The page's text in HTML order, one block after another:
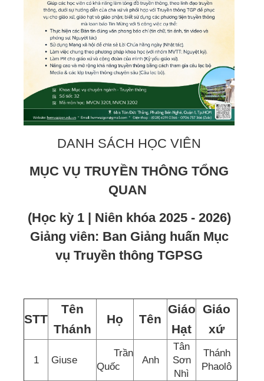
DANH SÁCH HỌC VIÊN
MỤC VỤ TRUYỀN THÔNG TỔNG
QUAN
(Học kỳ 1 | Niên khóa 2025 - 2026)
Giảng viên: Ban Giảng huấn Mục
vụ Truyền thông TGPSG
STT
Tên
Thánh
Họ Tên
Giáo
Hạt
Giáo
xứ
1 Giuse
Trần
Quốc
Anh
Tân
Sơn
Nhì
Thánh
Phaolô